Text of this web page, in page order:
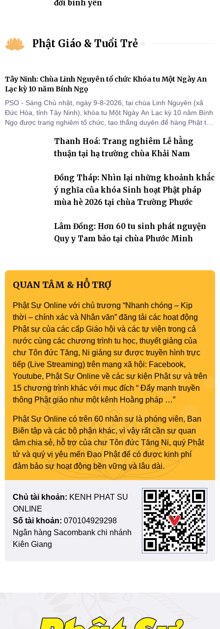
đời bình yên
Phật Giáo & Tuổi Trẻ
Tây Ninh: Chùa Linh Nguyên tổ chức Khóa tu Một Ngày An
Lạc kỳ 10 năm Bính Ngọ
PSO - Sáng Chủ nhật, ngày 9-8-2026, tại chùa Linh Nguyên (xã
Đức Hòa, tỉnh Tây Ninh), khóa tu Một Ngày An Lạc kỳ 10 năm Bính
Ngọ được trang nghiêm tổ chức, tạo thắng duyên để hàng Phật tử
đời sống thiện lành.Thanh Hoá: Trang nghiêm Lễ hằng
thuận tại hạ trường chùa Khải Nam
Đồng Tháp: Nhìn lại những khoảnh khắc
ý nghĩa của khóa Sinh hoạt Phật pháp
mùa hè 2026 tại chùa Trường Phước
Lâm Đồng: Hơn 60 tu sinh phát nguyện
Quy y Tam bảo tại chùa Phước Minh
QUAN TÂM & HỖ TRỢ
Phật Sự Online với chủ trương “Nhanh chóng – Kịp
thời – chính xác và Nhân văn” đăng tải các hoạt động
Phật sự của các cấp Giáo hội và các tự viện trong cả
nước cùng các chương trình tu học, thuyết giảng của
chư Tôn đức Tăng, Ni giảng sư được truyền hình trực
tiếp (Live Streaming) trên mạng xã hội: Facebook,
Youtube, Phật Sự Online về các sự kiện Phật sự và trên
15 chương trình khác với mục đích “ Đẩy mạnh truyền
thông Phật giáo như một kênh Hoằng pháp …”
Phật Sự Online có trên 60 nhân sự là phóng viên, Ban
Biên tập và các bộ phận khác, vì vậy rất cần sự quan
tâm chia sẻ, hỗ trợ của chư Tôn đức Tăng Ni, quý Phật
tử và quý vị yêu mến Đạo Phật để có được kinh phí
đảm bảo sự hoạt động bền vững và lâu dài.
Chủ tài khoản: KENH PHAT SU
ONLINE
Số tài khoản: 070104929298
Ngân hàng Sacombank chi nhánh
Kiên Giang